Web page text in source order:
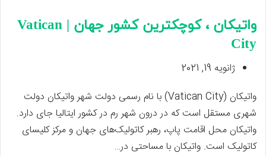
واتیکان ، کوچکترین کشور جهان | Vatican
City
ژانویه 19, 2021
واتیکان (Vatican City) با نام رسمی دولت ‌شهر واتیکان دولت
‌شهری مستقل است که در درون شهر رم در کشور ایتالیا جای دارد.
واتیکان محل اقامت پاپ، رهبر کاتولیک‌های جهان و مرکز کلیسای
کاتولیک است. واتیکان با مساحتی در…